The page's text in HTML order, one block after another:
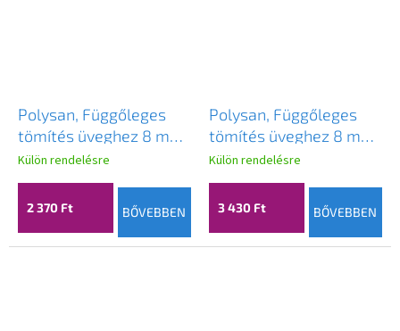
Polysan, Függőleges
tömítés üveghez 8 mm,
2000 mm, NDRL02-2
Külön rendelésre
2 370 Ft BŐVEBBEN
Polysan, Függőleges
tömítés üveghez 8 mm,
2000 mm, fekete,
NDRL02-2B
Külön rendelésre
3 430 Ft BŐVEBBEN